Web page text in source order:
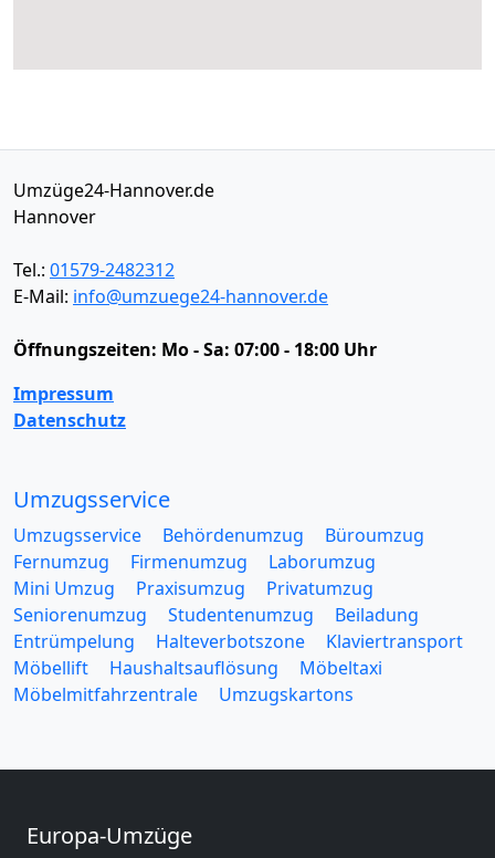
Umzüge24-Hannover.de
Hannover
Tel.: 01579-2482312
E-Mail: info@umzuege24-hannover.de
Öffnungszeiten: Mo - Sa: 07:00 - 18:00 Uhr
Impressum
Datenschutz
Umzugsservice
Umzugsservice Behördenumzug
Büroumzug
Fernumzug
Firmenumzug
Laborumzug
Mini Umzug
Praxisumzug
Privatumzug
Seniorenumzug
Studentenumzug
Beiladung
Entrümpelung
Halteverbotszone
Klaviertransport
Möbellift
Haushaltsauflösung
Möbeltaxi
Möbelmitfahrzentrale
Umzugskartons
Europa-Umzüge